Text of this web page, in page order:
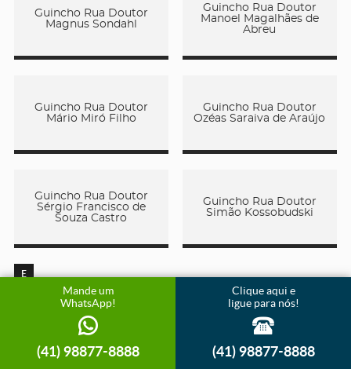
Guincho Rua Doutor
Magnus Sondahl
Guincho Rua Doutor
Manoel Magalhães de
Abreu
Guincho Rua Doutor
Mário Miró Filho
Guincho Rua Doutor
Ozéas Saraiva de Araújo
Guincho Rua Doutor
Sérgio Francisco de
Souza Castro
Guincho Rua Doutor
Simão Kossobudski
E
Guincho Rua Edgard
Guincho Rua Edson Luiz
Mande um
WhatsApp!
(41) 98877-8888
Clique aqui e
ligue para nós!
(41) 98877-8888